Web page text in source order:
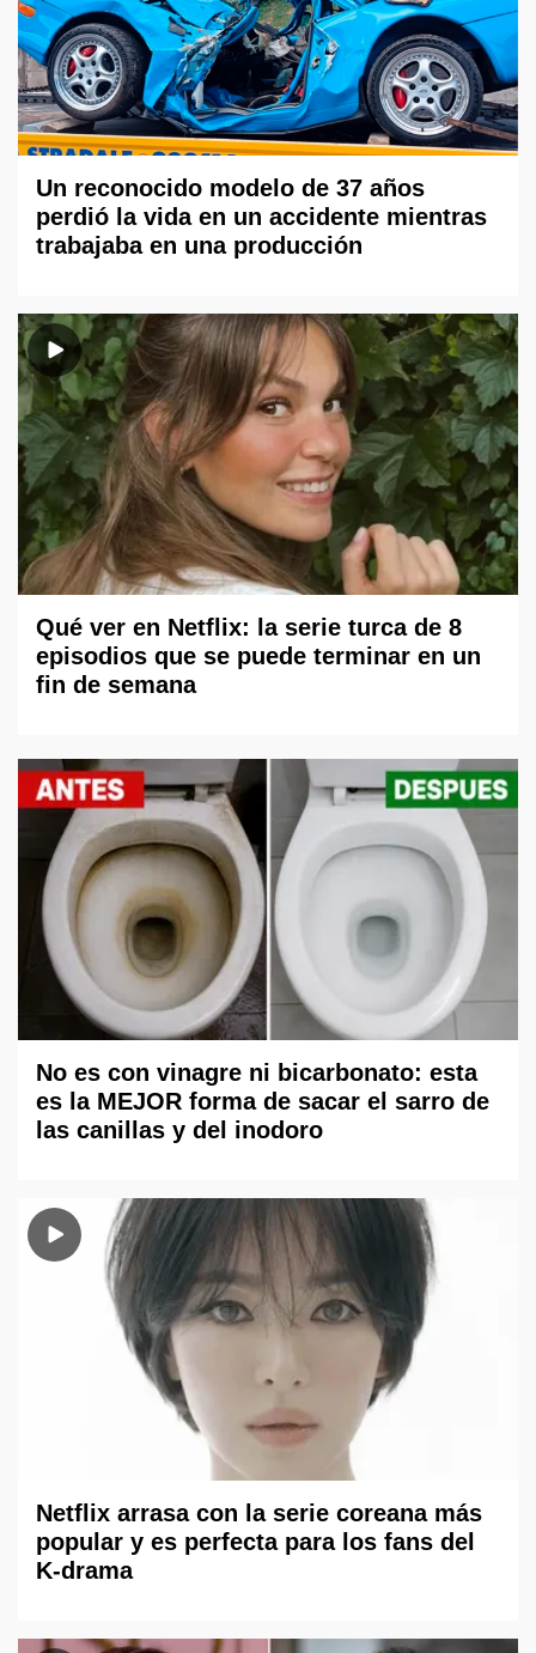
Un reconocido modelo de 37 años
perdió la vida en un accidente mientras
trabajaba en una producción
Qué ver en Netflix: la serie turca de 8
episodios que se puede terminar en un
fin de semana
No es con vinagre ni bicarbonato: esta
es la MEJOR forma de sacar el sarro de
las canillas y del inodoro
Netflix arrasa con la serie coreana más
popular y es perfecta para los fans del
K-drama